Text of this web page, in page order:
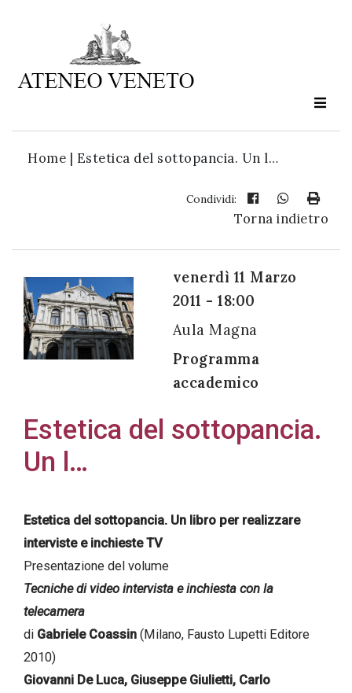
Home | Estetica del sottopancia. Un l…
Condividi:
Torna indietro
venerdì 11 Marzo
2011 - 18:00
Aula Magna
Programma
accademico
Estetica del sottopancia.
Un l…
Estetica del sottopancia. Un libro per realizzare
interviste e inchieste TV
Presentazione del volume
Tecniche di video intervista e inchiesta con la
telecamera
di Gabriele Coassin (Milano, Fausto Lupetti Editore
2010)
Giovanni De Luca, Giuseppe Giulietti, Carlo
Ateneo
è
cultura
newsletter:
Acconsento
all'uso dei
accordo
con il
decreto
legislativo
196/03
Registrazione